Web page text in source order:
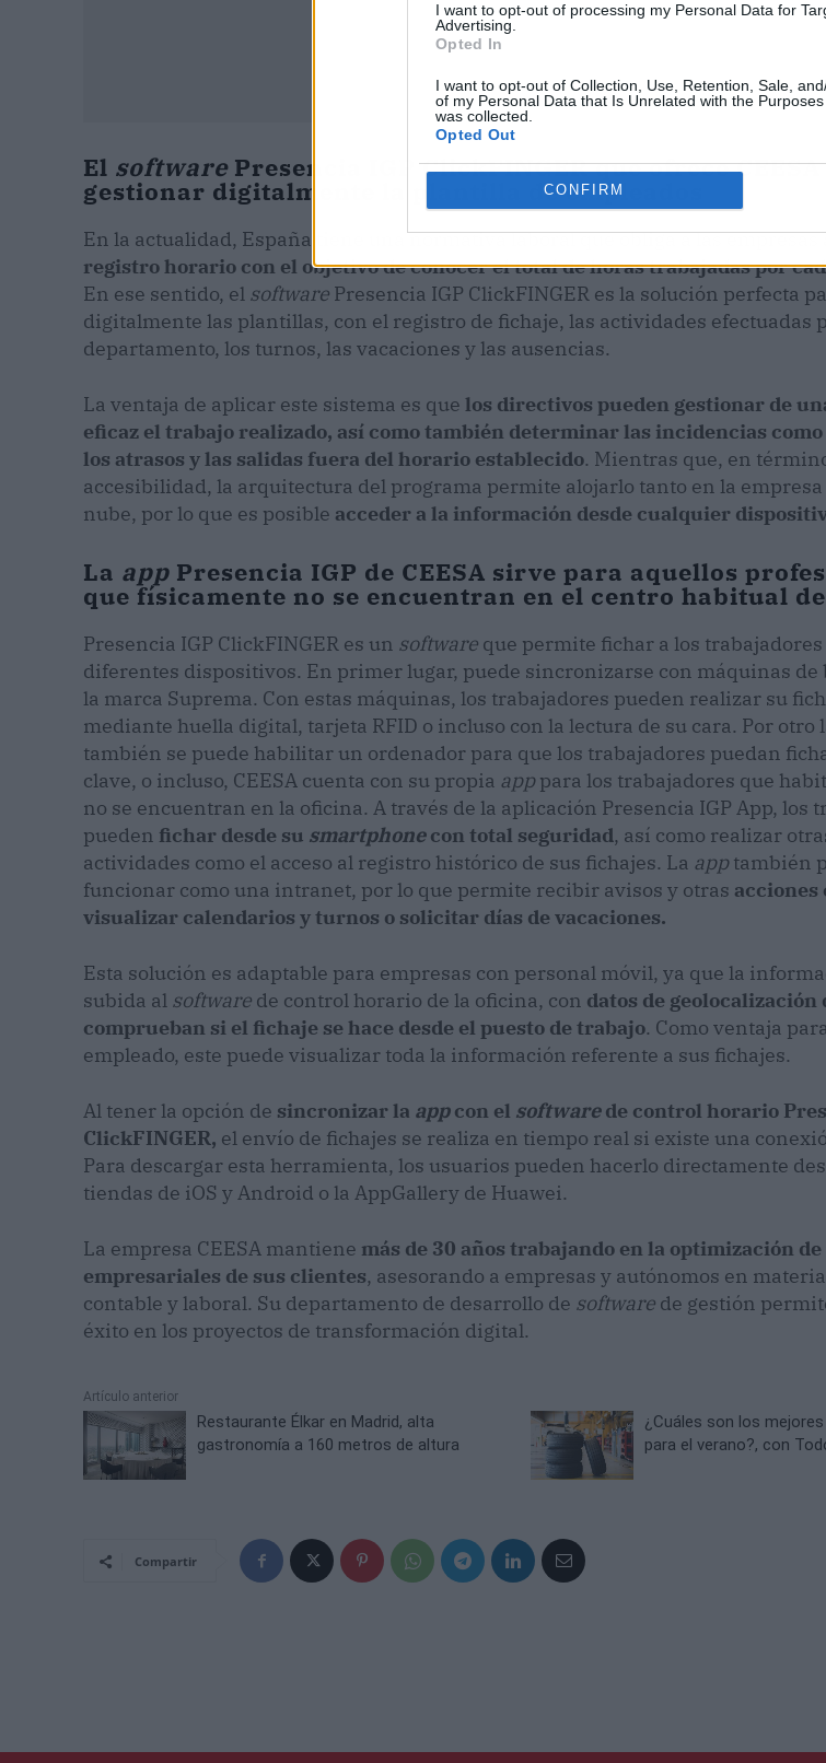
I want to opt-out of processing my Personal Data for
Advertising.
Opted In
I want to opt-out of Collection, Use, Retention, Sale,
of my Personal Data that Is Unrelated with the
was collected.
Opted Out
CONFIRM
El softwarePresencia IGP ClickFINGER que ofrece
gestionar digitalmente la plantilla de empleados
En la actualidad, España tiene una normativa laboral que obliga a las empresas
registro horario con el objetivo de conocer el total de horas trabajadas por
En ese sentido, el software Presencia IGP ClickFINGER es la solución perfecta
digitalmente las plantillas, con el registro de fichaje, las actividades efectuadas
departamento, los turnos, las vacaciones y las ausencias.
La ventaja de aplicar este sistema es que los directivos pueden gestionar de
eficaz el trabajo realizado, así como también determinar las incidencias
los atrasos y las salidas fuera del horario establecido. Mientras que, en
accesibilidad, la arquitectura del programa permite alojarlo tanto en la empresa
nube, por lo que es posible acceder a la información desde cualquier
La app Presencia IGP de CEESA sirve para aquellos
que físicamente no se encuentran en el centro habitual
Presencia IGP ClickFINGER es un software que permite fichar a los trabajadores
diferentes dispositivos. En primer lugar, puede sincronizarse con máquinas de
la marca Suprema. Con estas máquinas, los trabajadores pueden realizar su
mediante huella digital, tarjeta RFID o incluso con la lectura de su cara. Por otro
también se puede habilitar un ordenador para que los trabajadores puedan
clave, o incluso, CEESA cuenta con su propia apppara los trabajadores que
no se encuentran en la oficina. A través de la aplicación Presencia IGP App, los
pueden fichar desde su smartphonecon total seguridad, así como realizar
actividades como el acceso al registro histórico de sus fichajes. La apptambién
funcionar como una intranet, por lo que permite recibir avisos y otras acciones
visualizar calendarios y turnos o solicitar días de vacaciones.
Esta solución es adaptable para empresas con personal móvil, ya que la
subida al software de control horario de la oficina, con datos de geolocalización
comprueban si el fichaje se hace desde el puesto de trabajo. Como ventaja
empleado, este puede visualizar toda la información referente a sus fichajes.
Al tener la opción de sincronizar la appcon el softwarede control horario
ClickFINGER, el envío de fichajes se realiza en tiempo real si existe una
Para descargar esta herramienta, los usuarios pueden hacerlo directamente
tiendas de iOS y Android o la AppGallery de Huawei.
La empresa CEESA mantiene más de 30 años trabajando en la optimización
empresariales de sus clientes, asesorando a empresas y autónomos en
contable y laboral. Su departamento de desarrollo de software de gestión
éxito en los proyectos de transformación digital.
Artículo anterior
Restaurante Élkar en Madrid, alta
gastronomía a 160 metros de altura
¿Cuáles son los
para el verano?, con
Compartir